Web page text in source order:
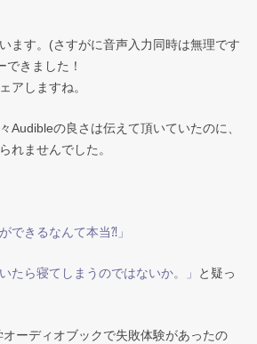
ます。(さすがに音声入力同時は無理です
きました！
アしますね。
Audibleの良さは伝えて頂いていたのに、
れませんでした。
できるなんて本当⁈」
たら寝てしまうのではないか。」
と疑っ
ーディオブックで失敗体験があったの